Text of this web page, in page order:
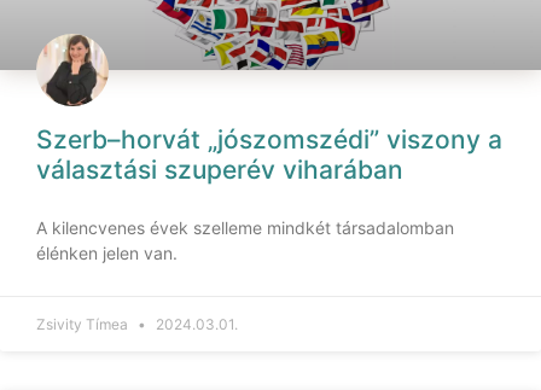
Szerb–horvát „jószomszédi” viszony a
választási szuperév viharában
A kilencvenes évek szelleme mindkét társadalomban
élénken jelen van.
Zsivity Tímea 2024.03.01.